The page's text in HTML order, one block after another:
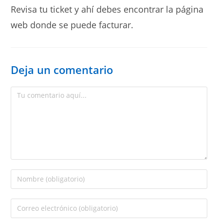
Revisa tu ticket y ahí debes encontrar la página
web donde se puede facturar.
Deja un comentario